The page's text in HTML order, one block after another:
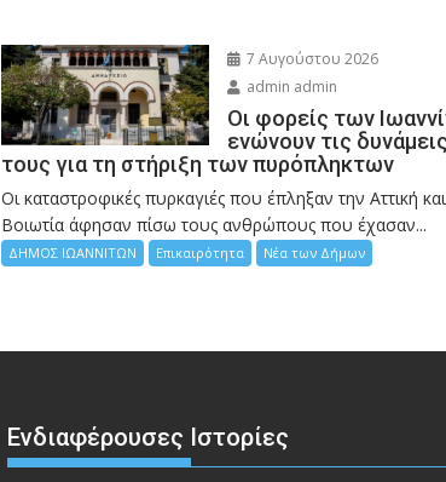
7 Αυγούστου 2026
admin admin
Οι φορείς των
ενώνουν τις δυνάμεις
τους για τη στήριξη των πυρόπληκτων
Οι καταστροφικές πυρκαγιές που έπληξαν την Αττική
Bοιωτία άφησαν πίσω τους ανθρώπους που έχασαν...
ΔΗΜΟΣ ΙΩΑΝΝΙΤΩΝ Επικαιρότητα Νέα των Δήμων
Ενδιαφέρουσες Ιστορίες